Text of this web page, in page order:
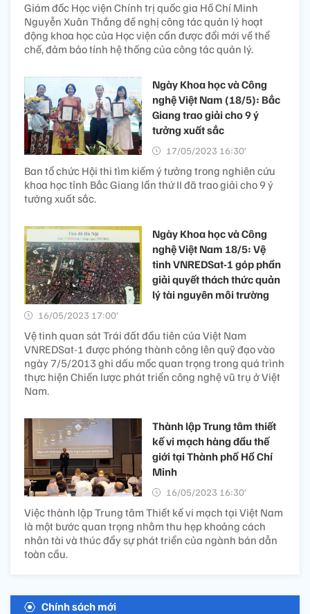
Giám đốc Học viện Chính trị quốc gia Hồ Chí Minh
Nguyễn Xuân Thắng đề nghị công tác quản lý hoạt
động khoa học của Học viện cần được đổi mới về thể
chế, đảm bảo tính hệ thống của công tác quản lý.
Ngày Khoa học và Công
nghệ Việt Nam (18/5): Bắc
Giang trao giải cho 9 ý
tưởng xuất sắc
17/05/2023 16:30’
Ban tổ chức Hội thi tìm kiếm ý tưởng trong nghiên cứu
khoa học tỉnh Bắc Giang lần thứ II đã trao giải cho 9 ý
tưởng xuất sắc.
Ngày Khoa học và Công
nghệ Việt Nam 18/5: Vệ
tinh VNREDSat-1 góp phần
giải quyết thách thức quản
lý tài nguyên môi trường
16/05/2023 17:00’
Vệ tinh quan sát Trái đất đầu tiên của Việt Nam
VNREDSat-1 được phóng thành công lên quỹ đạo vào
ngày 7/5/2013 ghi dấu mốc quan trọng trong quá trình
thực hiện Chiến lược phát triển công nghệ vũ trụ ở Việt
Nam.
Thành lập Trung tâm thiết
kế vi mạch hàng đầu thế
giới tại Thành phố Hồ Chí
Minh
16/05/2023 16:30’
Việc thành lập Trung tâm Thiết kế vi mạch tại Việt Nam
là một bước quan trọng nhằm thu hẹp khoảng cách
nhân tài và thúc đẩy sự phát triển của ngành bán dẫn
toàn cầu.
Chính sách mới